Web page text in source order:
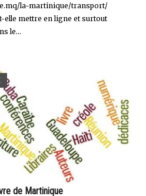
la-martinique/transport/
elle mettre en ligne et surtout
le...
de Martinique